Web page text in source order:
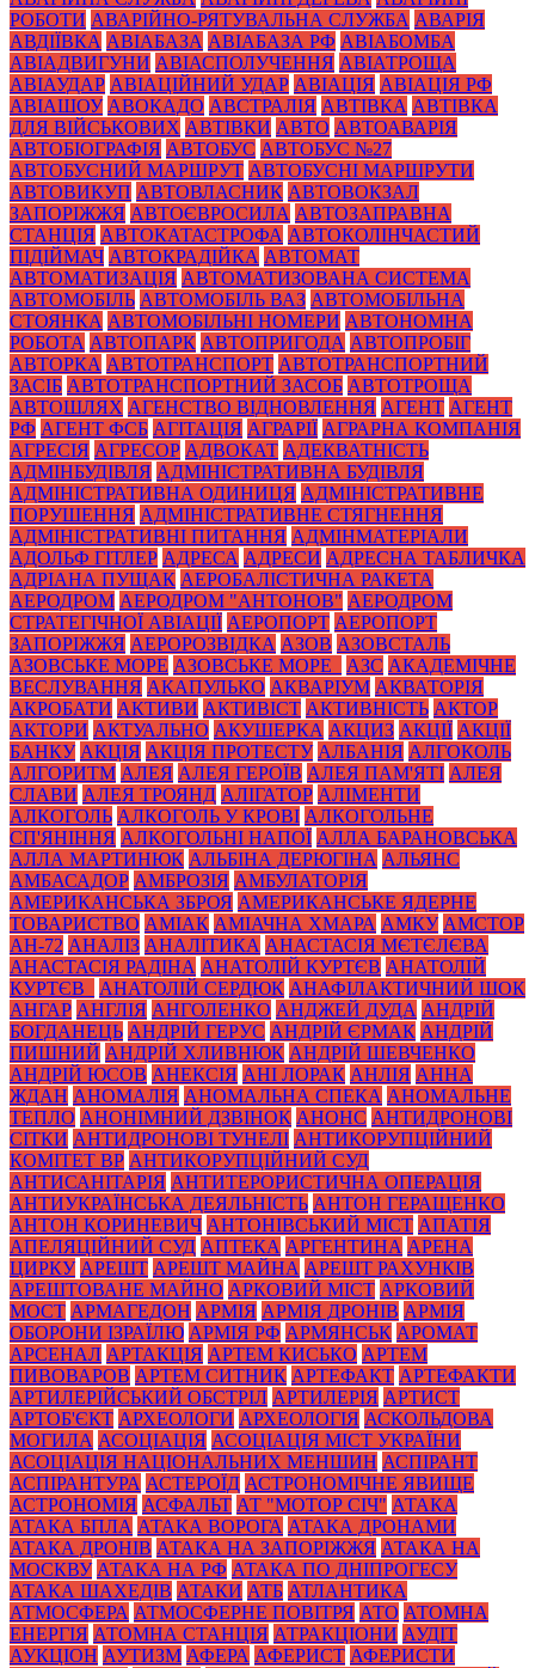
РОБОТИ АВАРІЙНО-РЯТУВАЛЬНА СЛУЖБА АВАРІЯ
АВДІЇВКА АВІАБАЗА АВІАБАЗА РФ АВІАБОМБА
АВІАДВИГУНИ АВІАСПОЛУЧЕННЯ АВІАТРОЩА
АВІАУДАР АВІАЦІЙНИЙ УДАР АВІАЦІЯ АВІАЦІЯ РФ
АВІАШОУ АВОКАДО АВСТРАЛІЯ АВТІВКА АВТІВКА
ДЛЯ ВІЙСЬКОВИХ АВТІВКИ АВТО АВТОАВАРІЯ
АВТОБІОГРАФІЯ АВТОБУС АВТОБУС №27
АВТОБУСНИЙ МАРШРУТ АВТОБУСНІ МАРШРУТИ
АВТОВИКУП АВТОВЛАСНИК АВТОВОКЗАЛ
ЗАПОРІЖЖЯ АВТОЄВРОСИЛА АВТОЗАПРАВНА
СТАНЦІЯ АВТОКАТАСТРОФА АВТОКОЛІНЧАСТИЙ
ПІДІЙМАЧ АВТОКРАДІЙКА АВТОМАТ
АВТОМАТИЗАЦІЯ АВТОМАТИЗОВАНА СИСТЕМА
АВТОМОБІЛЬ АВТОМОБІЛЬ ВАЗ АВТОМОБІЛЬНА
СТОЯНКА АВТОМОБІЛЬНІ НОМЕРИ АВТОНОМНА
РОБОТА АВТОПАРК АВТОПРИГОДА АВТОПРОБІГ
АВТОРКА АВТОТРАНСПОРТ АВТОТРАНСПОРТНИЙ
ЗАСІБ АВТОТРАНСПОРТНИЙ ЗАСОБ АВТОТРОЩА
АВТОШЛЯХ АГЕНСТВО ВІДНОВЛЕННЯ АГЕНТ АГЕНТ
РФ АГЕНТ ФСБ АГІТАЦІЯ АГРАРІЇ АГРАРНА КОМПАНІЯ
АГРЕСІЯ АГРЕСОР АДВОКАТ АДЕКВАТНІСТЬ
АДМІНБУДІВЛЯ АДМІНІСТРАТИВНА БУДІВЛЯ
АДМІНІСТРАТИВНА ОДИНИЦЯ АДМІНІСТРАТИВНЕ
ПОРУШЕННЯ АДМІНІСТРАТИВНЕ СТЯГНЕННЯ
АДМІНІСТРАТИВНІ ПИТАННЯ АДМІНМАТЕРІАЛИ
АДОЛЬФ ГІТЛЕР АДРЕСА АДРЕСИ АДРЕСНА ТАБЛИЧКА
АДРІАНА ПУЩАК АЕРОБАЛІСТИЧНА РАКЕТА
АЕРОДРОМ АЕРОДРОМ "АНТОНОВ" АЕРОДРОМ
СТРАТЕГІЧНОЇ АВІАЦІЇ АЕРОПОРТ АЕРОПОРТ
ЗАПОРІЖЖЯ АЕРОРОЗВІДКА АЗОВ АЗОВСТАЛЬ
АЗОВСЬКЕ МОРЕ АЗОВСЬКЕ МОРЕ_ АЗС АКАДЕМІЧНЕ
ВЕСЛУВАННЯ АКАПУЛЬКО АКВАРІУМ АКВАТОРІЯ
АКРОБАТИ АКТИВИ АКТИВІСТ АКТИВНІСТЬ АКТОР
АКТОРИ АКТУАЛЬНО АКУШЕРКА АКЦИЗ АКЦІЇ АКЦІЇ
БАНКУ АКЦІЯ АКЦІЯ ПРОТЕСТУ АЛБАНІЯ АЛГОКОЛЬ
АЛГОРИТМ АЛЕЯ АЛЕЯ ГЕРОЇВ АЛЕЯ ПАМ'ЯТІ АЛЕЯ
СЛАВИ АЛЕЯ ТРОЯНД АЛІГАТОР АЛІМЕНТИ
АЛКОГОЛЬ АЛКОГОЛЬ У КРОВІ АЛКОГОЛЬНЕ
СП'ЯНІННЯ АЛКОГОЛЬНІ НАПОЇ АЛЛА БАРАНОВСЬКА
АЛЛА МАРТИНЮК АЛЬБІНА ДЕРЮГІНА АЛЬЯНС
АМБАСАДОР АМБРОЗІЯ АМБУЛАТОРІЯ
АМЕРИКАНСЬКА ЗБРОЯ АМЕРИКАНСЬКЕ ЯДЕРНЕ
ТОВАРИСТВО АМІАК АМІАЧНА ХМАРА АМКУ АМСТОР
АН-72 АНАЛІЗ АНАЛІТИКА АНАСТАСІЯ МЄТЄЛЄВА
АНАСТАСІЯ РАДІНА АНАТОЛІЙ КУРТЄВ АНАТОЛІЙ
КУРТЄВ_
АНАТОЛІЙ СЕРДЮК АНАФІЛАКТИЧНИЙ ШОК
АНГАР АНГЛІЯ АНГОЛЕНКО АНДЖЕЙ ДУДА АНДРІЙ
БОГДАНЕЦЬ АНДРІЙ ГЕРУС АНДРІЙ ЄРМАК АНДРІЙ
ПИШНИЙ АНДРІЙ ХЛИВНЮК АНДРІЙ ШЕВЧЕНКО
АНДРІЙ ЮСОВ АНЕКСІЯ АНІ ЛОРАК АНЛІЯ АННА
ЖДАН АНОМАЛІЯ АНОМАЛЬНА СПЕКА АНОМАЛЬНЕ
ТЕПЛО АНОНІМНИЙ ДЗВІНОК АНОНС АНТИДРОНОВІ
СІТКИ АНТИДРОНОВІ ТУНЕЛІ АНТИКОРУПЦІЙНИЙ
КОМІТЕТ ВР АНТИКОРУПЦІЙНИЙ СУД
АНТИСАНІТАРІЯ АНТИТЕРОРИСТИЧНА ОПЕРАЦІЯ
АНТИУКРАЇНСЬКА ДЕЯЛЬНІСТЬ АНТОН ГЕРАЩЕНКО
АНТОН КОРИНЕВИЧ АНТОНІВСЬКИЙ МІСТ АПАТІЯ
АПЕЛЯЦІЙНИЙ СУД АПТЕКА АРГЕНТИНА АРЕНА
ЦИРКУ АРЕШТ АРЕШТ МАЙНА АРЕШТ РАХУНКІВ
АРЕШТОВАНЕ МАЙНО АРКОВИЙ МІСТ АРКОВИЙ
МОСТ АРМАГЕДОН АРМІЯ АРМІЯ ДРОНІВ АРМІЯ
ОБОРОНИ ІЗРАЇЛЮ АРМІЯ РФ АРМЯНСЬК АРОМАТ
АРСЕНАЛ АРТАКЦІЯ АРТЕМ КИСЬКО АРТЕМ
ПИВОВАРОВ АРТЕМ СИТНИК АРТЕФАКТ АРТЕФАКТИ
АРТИЛЕРІЙСЬКИЙ ОБСТРІЛ АРТИЛЕРІЯ АРТИСТ
АРТОБ'ЄКТ АРХЕОЛОГИ АРХЕОЛОГІЯ АСКОЛЬДОВА
МОГИЛА АСОЦІАЦІЯ АСОЦІАЦІЯ МІСТ УКРАЇНИ
АСОЦІАЦІЯ НАЦІОНАЛЬНИХ МЕНШИН АСПІРАНТ
АСПІРАНТУРА АСТЕРОЇД АСТРОНОМІЧНЕ ЯВИЩЕ
АСТРОНОМІЯ АСФАЛЬТ АТ "МОТОР СІЧ" АТАКА
АТАКА БПЛА АТАКА ВОРОГА АТАКА ДРОНАМИ
АТАКА ДРОНІВ АТАКА НА ЗАПОРІЖЖЯ АТАКА НА
МОСКВУ АТАКА НА РФ АТАКА ПО ДНІПРОГЕСУ
АТАКА ШАХЕДІВ АТАКИ АТБ АТЛАНТИКА
АТМОСФЕРА АТМОСФЕРНЕ ПОВІТРЯ АТО АТОМНА
ЕНЕРГІЯ АТОМНА СТАНЦІЯ АТРАКЦІОНИ АУДІТ
АУКЦІОН АУТИЗМ АФЕРА АФЕРИСТ АФЕРИСТИ